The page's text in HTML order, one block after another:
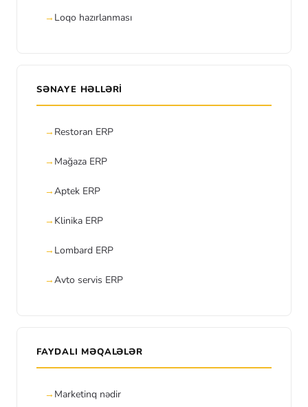
Loqo hazırlanması
SƏNAYE HƏLLƏRI
Restoran ERP
Mağaza ERP
Aptek ERP
Klinika ERP
Lombard ERP
Avto servis ERP
FAYDALI MƏQALƏLƏR
Marketinq nədir